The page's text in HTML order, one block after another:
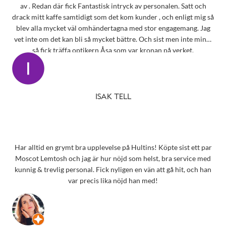
av . Redan där fick Fantastisk intryck av personalen. Satt och
drack mitt kaffe samtidigt som det kom kunder , och enligt mig så
blev alla mycket väl omhändertagna med stor engagemang. Jag
vet inte om det kan bli så mycket bättre. Och sist men inte minst
så fick träffa optikern Åsa som var kronan på verket.
ISAK TELL
Har alltid en grymt bra upplevelse på Hultins! Köpte sist ett par
Moscot Lemtosh och jag är hur nöjd som helst, bra service med
kunnig & trevlig personal. Fick nyligen en vän att gå hit, och han
var precis lika nöjd han med!